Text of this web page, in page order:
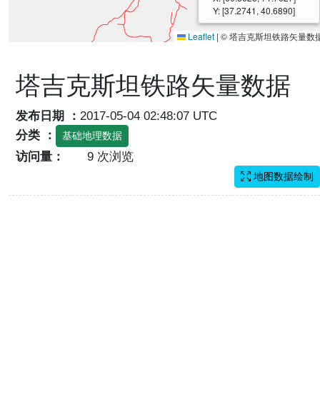
Y: [37.2741, 40.6890]
Leaflet | © 塔吉克斯坦铁路矢量数
塔吉克斯坦铁路矢量数据
发布日期 ： 2017-05-04 02:48:07 UTC
分类 ：
基础地理数据
访问量： 9 次浏览
地图数据绘制